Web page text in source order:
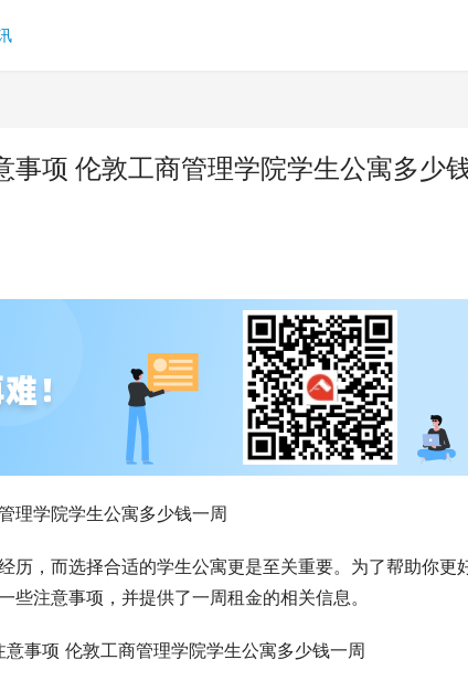
项 伦敦工商管理学院学生公寓多少
理学院学生公寓多少钱一周
历，而选择合适的学生公寓更是至关重要。为了帮助你更
注意事项，并提供了一周租金的相关信息。